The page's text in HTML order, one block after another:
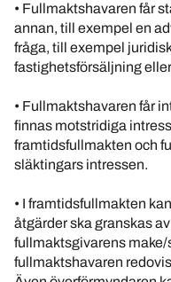
• Fullmaktshavaren får
annan, till exempel en
fråga, till exempel
fastighetsförsäljning
• Fullmaktshavaren får
finnas motstridiga
framtidsfullmakten och
släktingars intressen.
• I framtidsfullmakten
åtgärder ska granskas
fullmaktsgivarens
fullmaktshavaren